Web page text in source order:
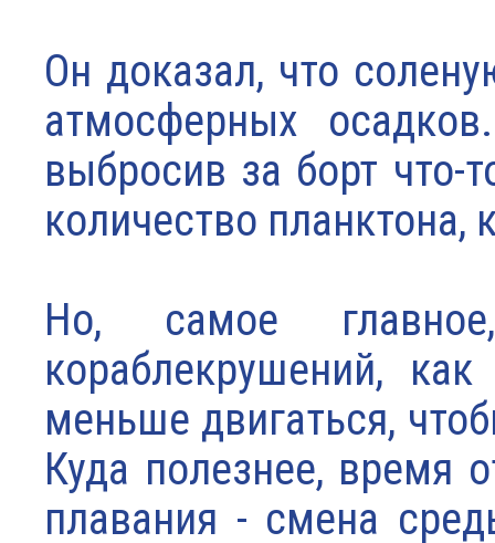
Он доказал, что
атмосферных
выбросив за борт что-
количество
Но, самое
кораблекрушений,
меньше двигаться,
Куда полезнее, время
плавания - смена